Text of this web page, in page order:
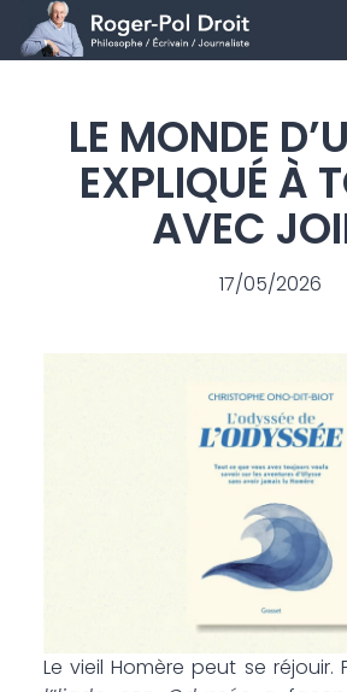
Aller
contenuLE MONDE
EXPLIQUÉ À
AVEC
17/05/2026
Le vieil Homère peut se réjouir.